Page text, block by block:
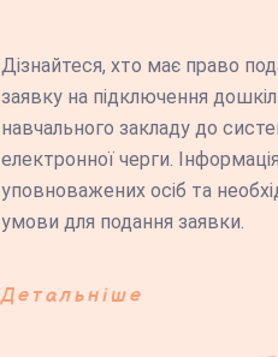
Дізнайтеся, хто має право
заявку на підключення
навчального закладу до
електронної черги.
уповноважених осіб та
умови для подання заявки.
Детальніше